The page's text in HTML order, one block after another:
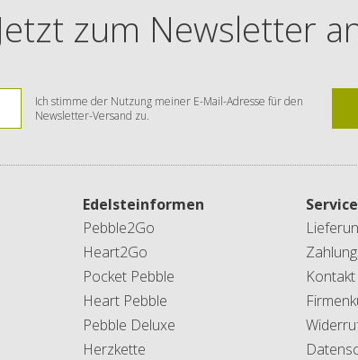
zum Newsletter
Ich stimme der Nutzung meiner E-Mail-Adresse für den
Newsletter-Versand zu.
Edelsteinformen
Pebble2Go
Heart2Go
Pocket Pebble
Heart Pebble
Pebble Deluxe
Herzkette
Kontakt